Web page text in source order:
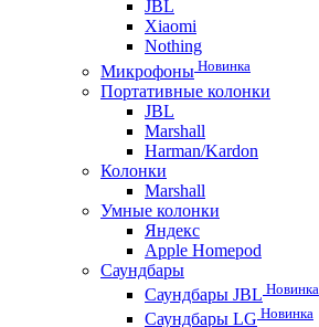
JBL
Xiaomi
Nothing
Микрофоны Новинка
Портативные колонки
JBL
Marshall
Harman/Kardon
Колонки
Marshall
Умные колонки
Яндекс
Apple Homepod
Саундбары
Саундбары JBL Новинка
Саундбары LG Новинка